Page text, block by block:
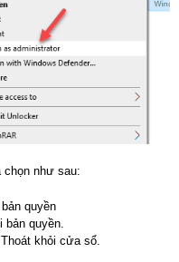
chọn như sau:
quyền
bản quyền.
Thoát khỏi cửa sổ.